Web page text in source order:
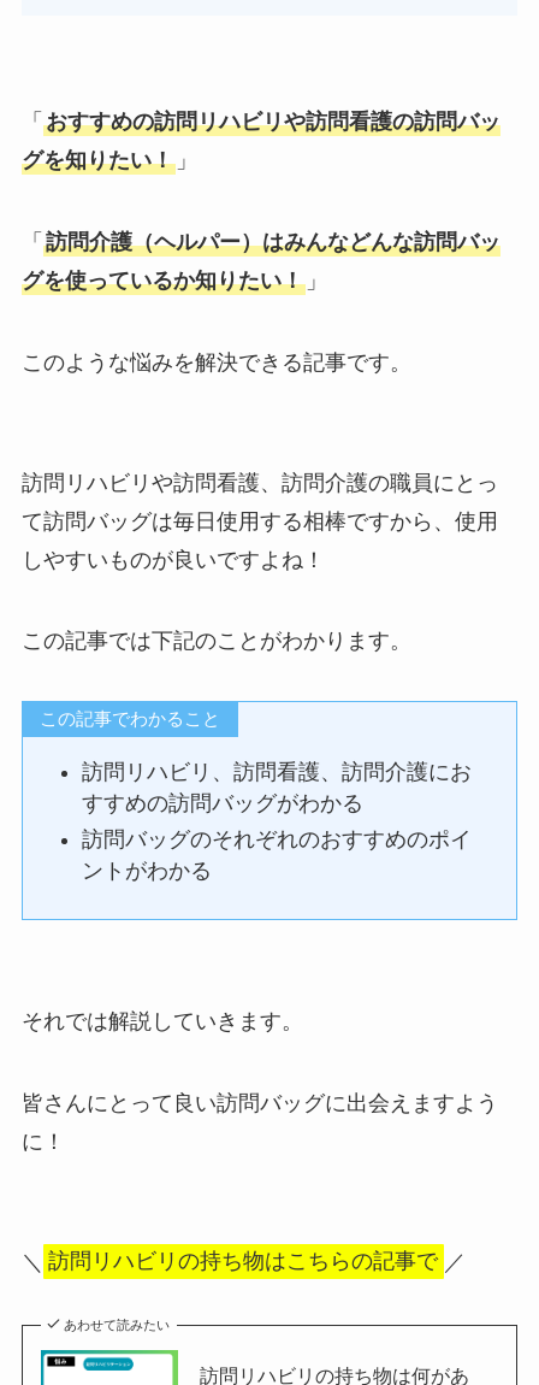
「 おすすめの訪問リハビリや訪問看護の訪問バッ
グを知りたい！」
「 訪問介護（ヘルパー）はみんなどんな訪問バッ
グを使っているか知りたい！」
このような悩みを解決できる記事です。
訪問リハビリや訪問看護、訪問介護の職員にとっ
て訪問バッグは毎日使用する相棒ですから、使用
しやすいものが良いですよね！
この記事では下記のことがわかります。
この記事でわかること
訪問リハビリ、訪問看護、訪問介護にお
すすめの訪問バッグがわかる
訪問バッグのそれぞれのおすすめのポイ
ントがわかる
それでは解説していきます。
皆さんにとって良い訪問バッグに出会えますよう
に！
＼ 訪問リハビリの持ち物はこちらの記事で ／
あわせて読みたい
訪問リハビリの持ち物は何があ